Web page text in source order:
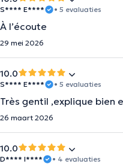
S**** E**** • 5 evaluaties
À l’écoute
29 mei 2026
10.0
S**** E**** • 5 evaluaties
Très gentil ,explique bien
26 maart 2026
10.0
D**** I**** • 4 evaluaties